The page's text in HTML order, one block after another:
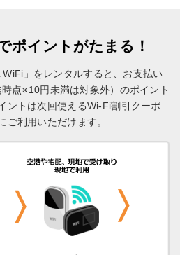
ポイントがたまる！
WiFi」をレンタルすると、お支払い
点※10円未満は対象外）のポイント
ントは次回使えるWi-Fi割引クーポ
ご利用いただけます。